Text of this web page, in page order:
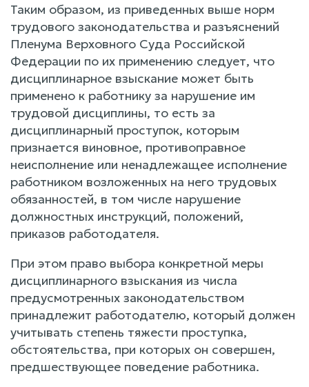
Таким образом, из приведенных выше норм
трудового законодательства и разъяснений
Пленума Верховного Суда Российской
Федерации по их применению следует, что
дисциплинарное взыскание может быть
применено к работнику за нарушение им
трудовой дисциплины, то есть за
дисциплинарный проступок, которым
признается виновное, противоправное
неисполнение или ненадлежащее исполнение
работником возложенных на него трудовых
обязанностей, в том числе нарушение
должностных инструкций, положений,
приказов работодателя.
При этом право выбора конкретной меры
дисциплинарного взыскания из числа
предусмотренных законодательством
принадлежит работодателю, который должен
учитывать степень тяжести проступка,
обстоятельства, при которых он совершен,
предшествующее поведение работника.